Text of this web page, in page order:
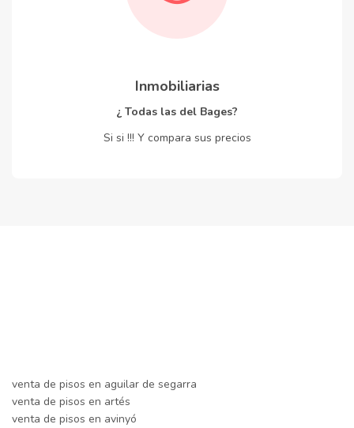
Inmobiliarias
¿ Todas las del Bages?
Si si !!! Y compara sus precios
venta de pisos en aguilar de segarra
venta de pisos en artés
venta de pisos en avinyó